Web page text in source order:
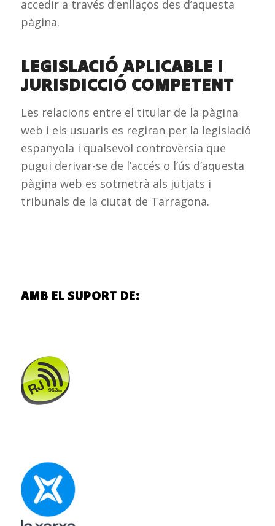
accedir a través d’enllaços des d’aquesta
pàgina.
LEGISLACIÓ APLICABLE I
JURISDICCIÓ COMPETENT
Les relacions entre el titular de la pàgina
web i els usuaris es regiran per la legislació
espanyola i qualsevol controvèrsia que
pugui derivar-se de l’accés o l’ús d’aquesta
pàgina web es sotmetrà als jutjats i
tribunals de la ciutat de Tarragona.
AMB EL SUPORT DE: